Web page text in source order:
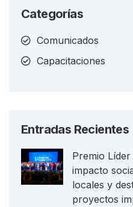
Categorías
Comunicados
Capacitaciones
Entradas Recientes
Premio
impacto
locales y
proyectos